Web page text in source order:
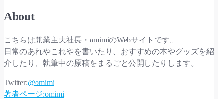
話。
About
こちらは兼業主夫社長・omimiのWebサイトです。
日常のあれやこれやを書いたり、おすすめの本やグッズを紹
介したり、執筆中の原稿をまるごと公開したりします。
Twitter:@omimi
著者ページ:omimi